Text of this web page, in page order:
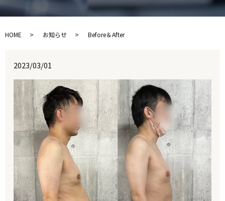
HOME お知らせ Before＆After
2023/03/01